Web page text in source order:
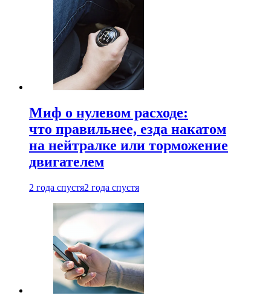
Миф о нулевом расходе:
что правильнее, езда накатом
на нейтралке или торможение
двигателем
2 года спустя2 года спустя